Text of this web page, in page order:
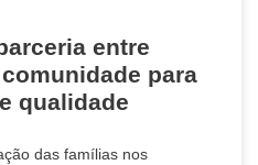
entre
para
qualidade
das famílias nos